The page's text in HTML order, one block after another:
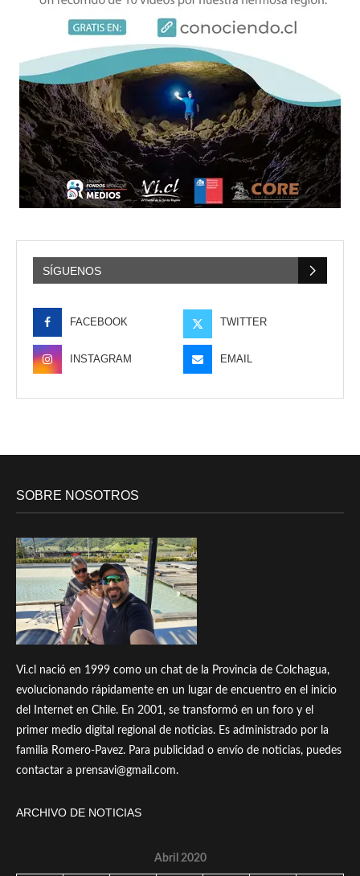
SÍGUENOS
FACEBOOK TWITTER
INSTAGRAM EMAIL
SOBRE NOSOTROS
Vi.cl nació en 1999 como un chat de la Provincia de Colchagua,
evolucionando rápidamente en un lugar de encuentro en el inicio
del Internet en Chile. En 2001, se transformó en un foro y el
primer medio digital regional de noticias. Es administrado por la
familia Romero-Pavez. Para publicidad o envío de noticias, puedes
contactar a prensavi@gmail.com.
ARCHIVO DE NOTICIAS
Abril 2020